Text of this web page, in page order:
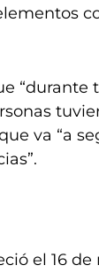
“durante
va “a
el 16 de